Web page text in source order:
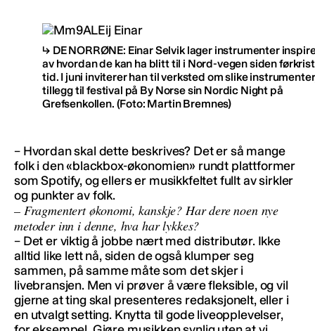
DE NORRØNE: Einar Selvik lager instrumenter
av hvordan de kan ha blitt til i Nord-vegen siden
tid. I juni inviterer han til verksted om slike
tillegg til festival på By Norse sin Nordic Night på
Grefsenkollen. (Foto: Martin Bremnes)
– Hvordan skal dette beskrives? Det er så mange
folk i den «blackbox-økonomien» rundt plattformer
som Spotify, og ellers er musikkfeltet fullt av sirkler
og punkter av folk.
– Fragmentert økonomi, kanskje? Har dere noen nye
metoder inn i denne, hva har lykkes?
– Det er viktig å jobbe nært med distributør. Ikke
alltid like lett nå, siden de også klumper seg
sammen, på samme måte som det skjer i
livebransjen. Men vi prøver å være fleksible, og vil
gjerne at ting skal presenteres redaksjonelt, eller i
en utvalgt setting. Knytta til gode liveopplevelser,